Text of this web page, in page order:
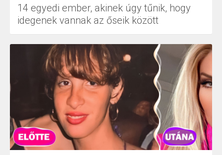
14 egyedi ember, akinek úgy tűnik, hogy
idegenek vannak az őseik között